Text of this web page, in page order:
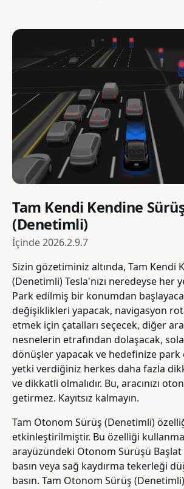
Tam Kendi Kendine
(Denetimli)
İçinde2026.2.9.7
Sizin gözetiminiz altında, Tam Kendi
(Denetimli) Tesla'nızı neredeyse her
Park edilmiş bir konumdan
değişiklikleri yapacak, navigasyon
etmek için çatalları seçecek, diğer
nesnelerin etrafından dolaşacak,
dönüşler yapacak ve hedefinize park
yetki verdiğiniz herkes daha fazla
ve dikkatli olmalıdır. Bu, aracınızı
getirmez. Kayıtsız kalmayın.
Tam Otonom Sürüş (Denetimli)
etkinleştirilmiştir. Bu özelliği
arayüzündeki Otonom Sürüşü
basın veya sağ kaydırma tekerleği
basın. Tam Otonom Sürüş